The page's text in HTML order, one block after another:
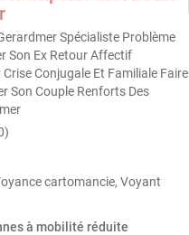
Spécialiste Problème
Son Ex Retour Affectif
Conjugale Et Familiale Faire
Son Couple Renforts Des
cartomancie, Voyant
à mobilité réduite